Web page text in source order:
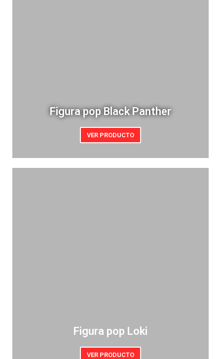
Figura pop Black Panther
VER PRODUCTO
Figura pop Loki
VER PRODUCTO